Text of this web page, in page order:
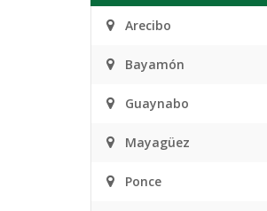
Arecibo
Bayamón
Guaynabo
Mayagüez
Ponce